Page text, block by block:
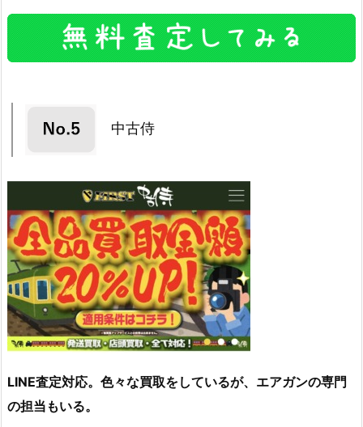
中古侍
LINE査定対応。色々な買取をしているが、エアガンの専門
の担当もいる。